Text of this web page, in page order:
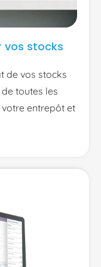
vos stocks
de vos stocks
toutes les
entrepôt et